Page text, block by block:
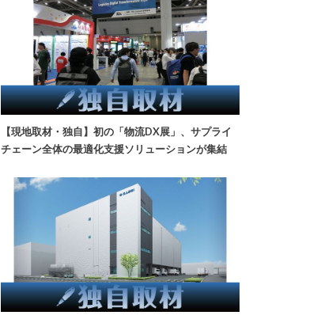
【現地取材・独自】初の「物流DX展」、サプライ
チェーン全体の最適化支援ソリューションが集結